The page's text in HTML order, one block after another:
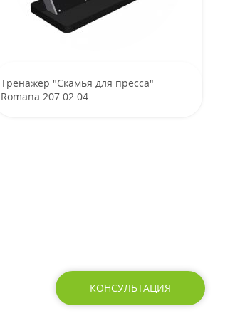
Тренажер "Скамья для пресса"
Romana 207.02.04
КОНСУЛЬТАЦИЯ